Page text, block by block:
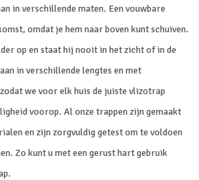
in verschillende maten. Een vouwbare
omdat je hem naar boven kunt schuiven.
op en staat hij nooit in het zicht of in de
in verschillende lengtes en met
we voor elk huis de juiste vlizotrap
voorop. Al onze trappen zijn gemaakt
en zijn zorgvuldig getest om te voldoen
Zo kunt u met een gerust hart gebruik